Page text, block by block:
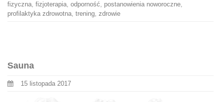
fizyczna, fizjoterapia, odporność, postanowienia noworoczne,
profilaktyka zdrowotna, trening, zdrowie
Sauna
15 listopada 2017